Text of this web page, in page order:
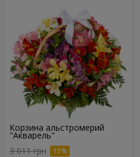
Корзина альстромерий
"Акварель"
3 011 грн